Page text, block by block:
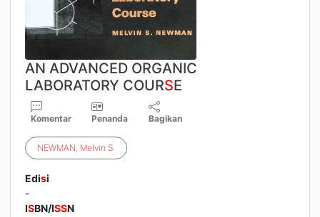
AN ADVANCED ORGANIC
LABORATORY COURSE
Komentar Penanda Bagikan
NEWMAN, Melvin S.
Edisi
-
ISBN/ISSN